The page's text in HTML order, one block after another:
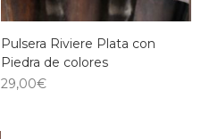
Pulsera Riviere Plata con
Piedra de colores
29,00€